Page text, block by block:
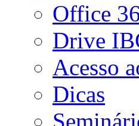
Office
Drive
Acesso
Dicas